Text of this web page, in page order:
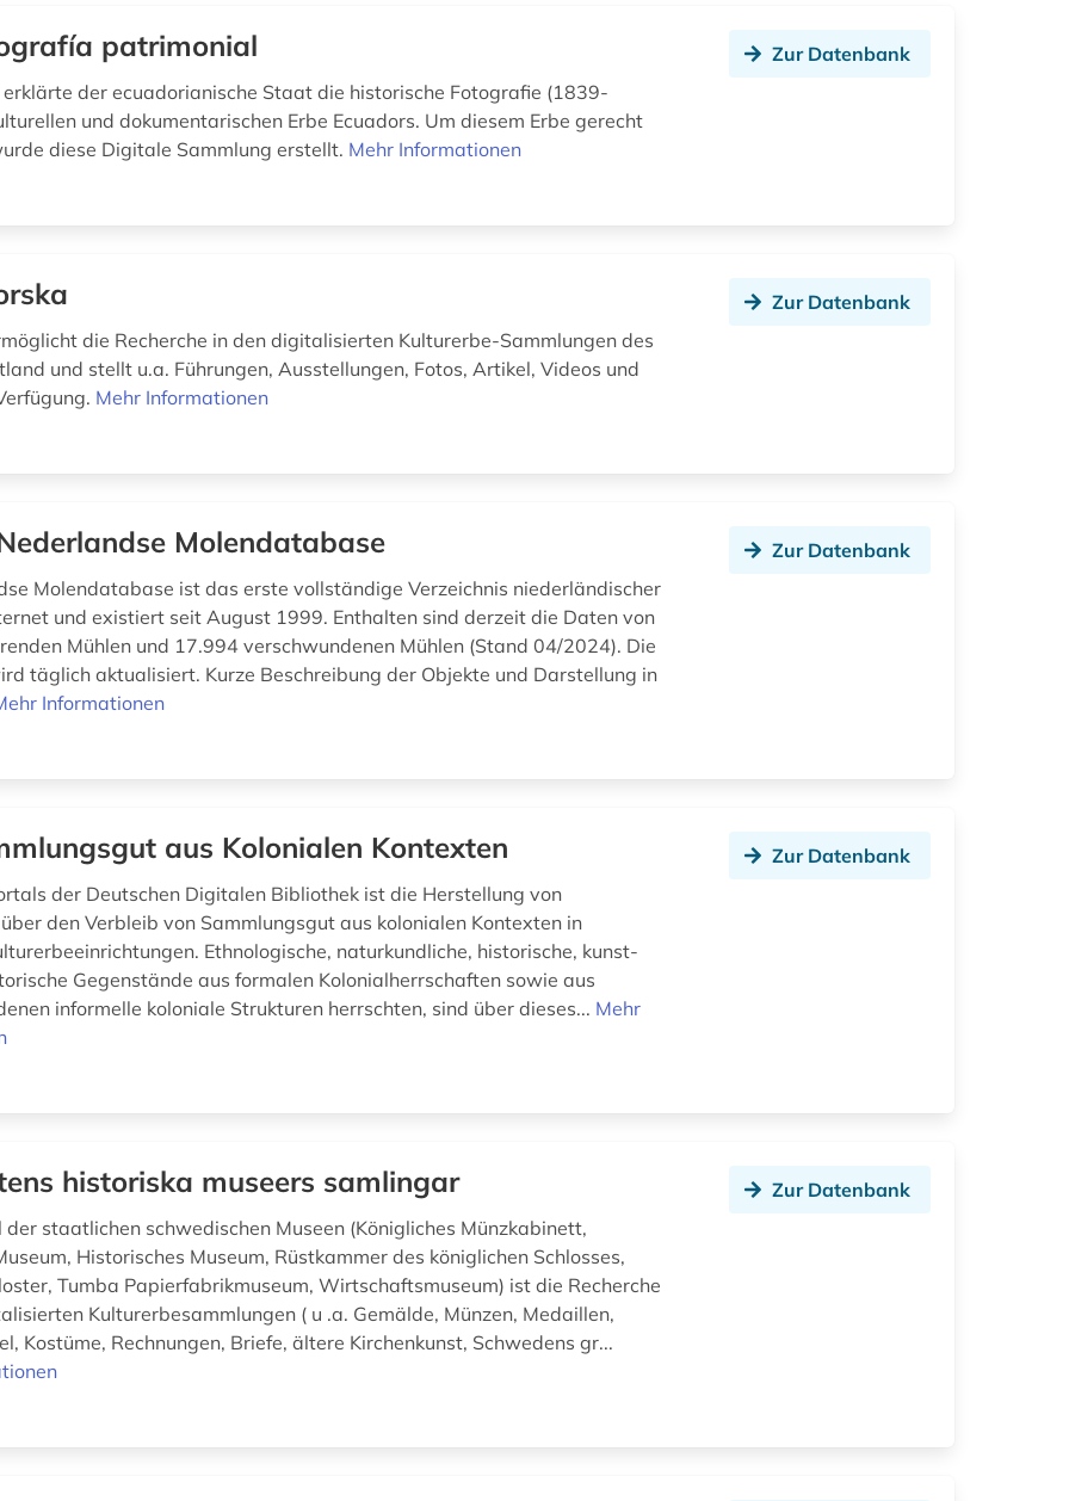
patrimonial
erklärte der ecuadorianische Staat die historische Fotografie (1839-
und dokumentarischen Erbe Ecuadors. Um diesem Erbe gerecht
diese Digitale Sammlung erstellt. Mehr Informationen
Zur Datenbank
die Recherche in den digitalisierten Kulturerbe-Sammlungen des
und stellt u.a. Führungen, Ausstellungen, Fotos, Artikel, Videos und
Mehr Informationen
Zur Datenbank
Molendatabase
Molendatabase ist das erste vollständige Verzeichnis niederländischer
und existiert seit August 1999. Enthalten sind derzeit die Daten von
Mühlen und 17.994 verschwundenen Mühlen (Stand 04/2024). Die
täglich aktualisiert. Kurze Beschreibung der Objekte und Darstellung in
Informationen
Zur Datenbank
aus Kolonialen Kontexten
der Deutschen Digitalen Bibliothek ist die Herstellung von
den Verbleib von Sammlungsgut aus kolonialen Kontexten in
Ethnologische, naturkundliche, historische, kunst-
Gegenstände aus formalen Kolonialherrschaften sowie aus
informelle koloniale Strukturen herrschten, sind über dieses... Mehr
Zur Datenbank
historiska museers samlingar
der staatlichen schwedischen Museen (Königliches Münzkabinett,
Historisches Museum, Rüstkammer des königlichen Schlosses,
Tumba Papierfabrikmuseum, Wirtschaftsmuseum) ist die Recherche
Kulturerbesammlungen ( u .a. Gemälde, Münzen, Medaillen,
Kostüme, Rechnungen, Briefe, ältere Kirchenkunst, Schwedens gr...
Zur Datenbank